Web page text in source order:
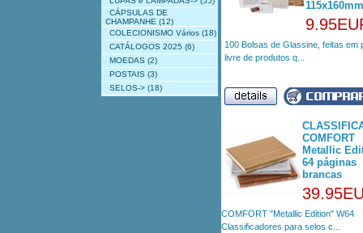
CÁPSULAS DE
CHAMPANHE (12)
COLECIONISMO Vários(18)
CATÁLOGOS 2025 (6)
MOEDAS (2)
POSTAIS (3)
SELOS->(18)
115x160mm
100 Bolsas de Glassine, feitas em
livre de produtos q...
COMFORT
Metallic
64 páginas
brancas
COMFORT "Metallic Edition" W64
Classificadores para selos c...